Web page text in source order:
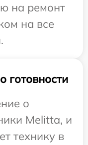
на ремонт
на все
готовности
о
Melitta, и
технику в